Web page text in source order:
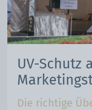
UV-Schutz
Die richtige